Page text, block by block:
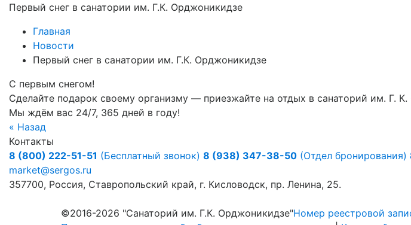
Первый снег в санатории им. Г.К. Орджоникидзе
Главная
Новости
Первый снег в санатории им. Г.К. Орджоникидзе
С первым снегом!
Сделайте подарок своему организму — приезжайте на отдых в санаторий им. Г.
Мы ждём вас 24/7, 365 дней в году!
« Назад
Контакты
8 (800) 222-51-51 (Бесплатный звонок) 8 (938) 347-38-50 (Отдел бронирования)
market@sergos.ru
357700, Россия, Ставропольский край, г. Кисловодск, пр. Ленина, 25.
©2016-2026 "Санаторий им. Г.К. Орджоникидзе"Номер реестровой